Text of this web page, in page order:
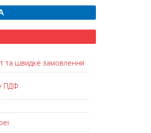
та швидке замовлення
ПДФ